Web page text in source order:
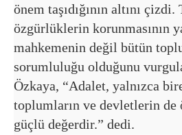
önem taşıdığının altını
özgürlüklerin korunmasının
mahkemenin değil bütün
sorumluluğu olduğunu
Özkaya, “Adalet, yalnızca
toplumların ve devletlerin de
güçlü değerdir.” dedi.